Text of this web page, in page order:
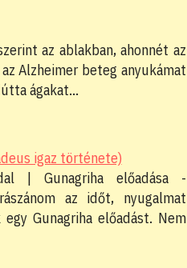
az ablakban, ahonnét az
Alzheimer beteg anyukámat
ágakat…
igaz története)
| Gunagriha előadása -
az időt, nyugalmat
Gunagriha előadást. Nem